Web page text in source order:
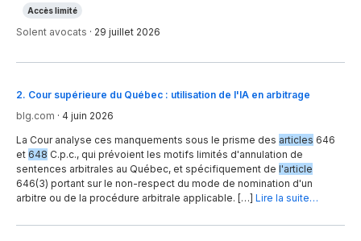
Accès limité
Solent avocats · 29 juillet 2026
2. Cour supérieure du Québec : utilisation de l'IA en arbitrage
blg.com · 4 juin 2026
La Cour analyse ces manquements sous le prisme des articles 646
et 648 C.p.c., qui prévoient les motifs limités d'annulation de
sentences arbitrales au Québec, et spécifiquement de l'article
646(3) portant sur le non-respect du mode de nomination d'un
arbitre ou de la procédure arbitrale applicable. […] Lire la suite…